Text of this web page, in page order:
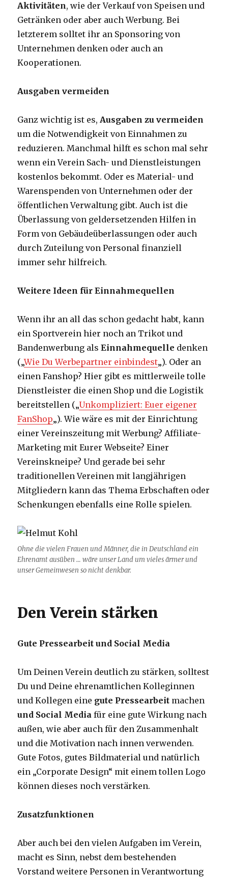
Aktivitäten, wie der Verkauf von Speisen und
Getränken oder aber auch Werbung. Bei
letzterem solltet ihr an Sponsoring von
Unternehmen denken oder auch an
Kooperationen.
Ausgaben vermeiden
Ganz wichtig ist es,Ausgaben zu vermeiden
um die Notwendigkeit von Einnahmen zu
reduzieren. Manchmal hilft es schon mal sehr
wenn ein Verein Sach- und Dienstleistungen
kostenlos bekommt. Oder es Material- und
Warenspenden von Unternehmen oder der
öffentlichen Verwaltung gibt. Auch ist die
Überlassung von geldersetzenden Hilfen in
Form von Gebäudeüberlassungen oder auch
durch Zuteilung von Personal finanziell
immer sehr hilfreich.
Weitere Ideen für Einnahmequellen
Wenn ihr an all das schon gedacht habt, kann
ein Sportverein hier noch an Trikot und
Bandenwerbung alsEinnahmequelle denken
(„Wie Du Werbepartner einbindest„). Oder an
einen Fanshop? Hier gibt es mittlerweile tolle
Dienstleister die einen Shop und die Logistik
bereitstellen („Unkompliziert: Euer eigener
FanShop„). Wie wäre es mit der Einrichtung
einer Vereinszeitung mit Werbung? Affiliate-
Marketing mit Eurer Webseite? Einer
Vereinskneipe? Und gerade bei sehr
traditionellen Vereinen mit langjährigen
Mitgliedern kann das Thema Erbschaften oder
Schenkungen ebenfalls eine Rolle spielen.
Ohne die vielen Frauen und Männer, die in Deutschland ein
Ehrenamt ausüben … wäre unser Land um vieles ärmer und
unser Gemeinwesen so nicht denkbar.
Den Verein stärken
Gute Pressearbeit und Social Media
Um Deinen Verein deutlich zu stärken, solltest
Du und Deine ehrenamtlichen Kolleginnen
und Kollegen eine gute Pressearbeit machen
und Social Media für eine gute Wirkung nach
außen, wie aber auch für den Zusammenhalt
und die Motivation nach innen verwenden.
Gute Fotos, gutes Bildmaterial und natürlich
ein „Corporate Design“ mit einem tollen Logo
können dieses noch verstärken.
Zusatzfunktionen
Aber auch bei den vielen Aufgaben im Verein,
macht es Sinn, nebst dem bestehenden
Vorstand weitere Personen in Verantwortung